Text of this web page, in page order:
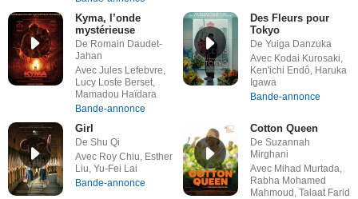
Kyma, l’onde
mystérieuse
De Romain Daudet-
Jahan
Avec Jules Lefebvre,
Lucy Loste Berset,
Mamadou Haïdara
Bande-annonce
Des Fleurs pour
Tokyo
De Yuiga Danzuka
Avec Kodai Kurosaki,
Ken'ichi Endô, Haruka
Igawa
Bande-annonce
Girl
De Shu Qi
Avec Roy Chiu, Esther
Liu, Yu-Fei Lai
Bande-annonce
Cotton Queen
De Suzannah
Mirghani
Avec Mihad Murtada,
Rabha Mohamed
Mahmoud, Talaat Farid